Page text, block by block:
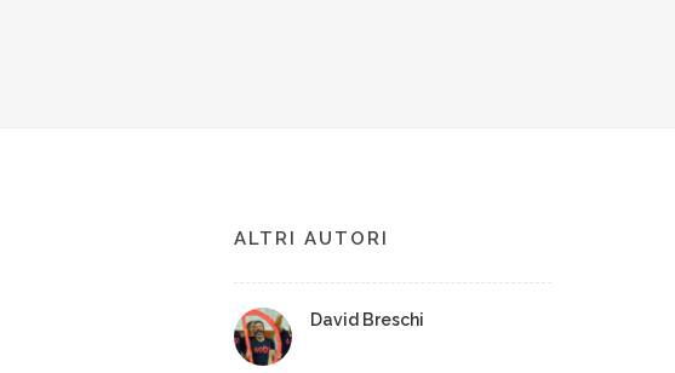
ALTRI AUTORI
David Breschi